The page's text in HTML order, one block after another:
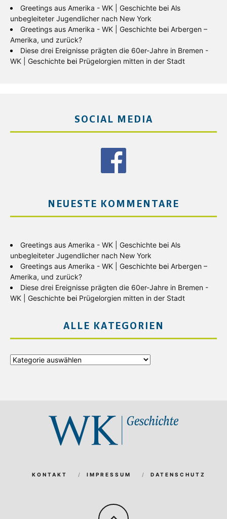
Greetings aus Amerika - WK | Geschichte bei Als
unbegleiteter Jugendlicher nach New York
Greetings aus Amerika - WK | Geschichte bei Arbergen –
Amerika, und zurück?
Diese drei Ereignisse prägten die 60er-Jahre in Bremen -
WK | Geschichte bei Prügelorgien mitten in der Stadt
SOCIAL MEDIA
NEUESTE KOMMENTARE
Greetings aus Amerika - WK | Geschichte bei Als
unbegleiteter Jugendlicher nach New York
Greetings aus Amerika - WK | Geschichte bei Arbergen –
Amerika, und zurück?
Diese drei Ereignisse prägten die 60er-Jahre in Bremen -
WK | Geschichte bei Prügelorgien mitten in der Stadt
ALLE KATEGORIEN
Alle
KONTAKT IMPRESSUM DATENSCHUTZ